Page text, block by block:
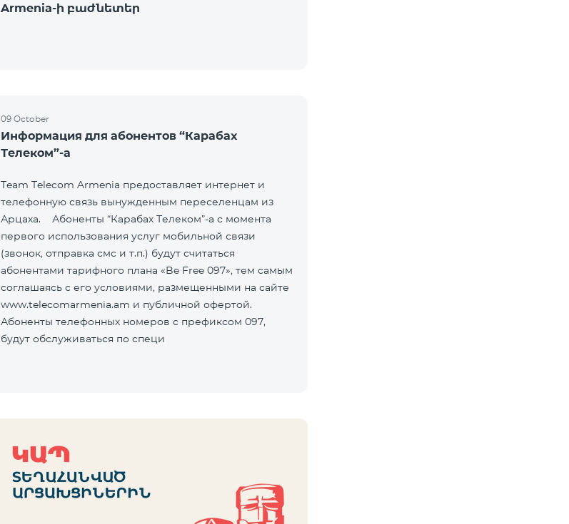
Armenia-ի բաժնետեր
09 October
Информация для абонентов “Карабах
Телеком”-а
Team Telecom Armenia предоставляет интернет и
телефонную связь вынужденным переселенцам из
Арцаха. Абоненты “Карабах Телеком”-а с момента
первого использования услуг мобильной связи
(звонок, отправка смс и т.п.) будут считаться
абонентами тарифного плана «Be Free 097», тем самым
соглашаясь с его условиями, размещенными на сайте
www.telecomarmenia.am и публичной офертой.
Абоненты телефонных номеров с префиксом 097,
будут обслуживаться по специ